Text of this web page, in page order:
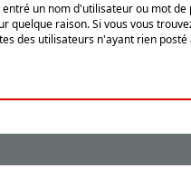
un nom d'utilisateur ou mot
raison. Si vous vous
des utilisateurs n'ayant rien